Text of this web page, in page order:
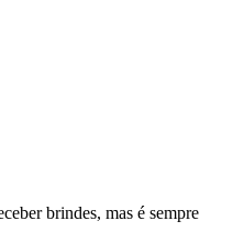
brindes, mas é sempre